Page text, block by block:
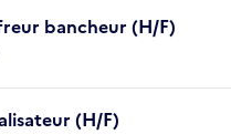
bancheur (H/F)
(H/F)